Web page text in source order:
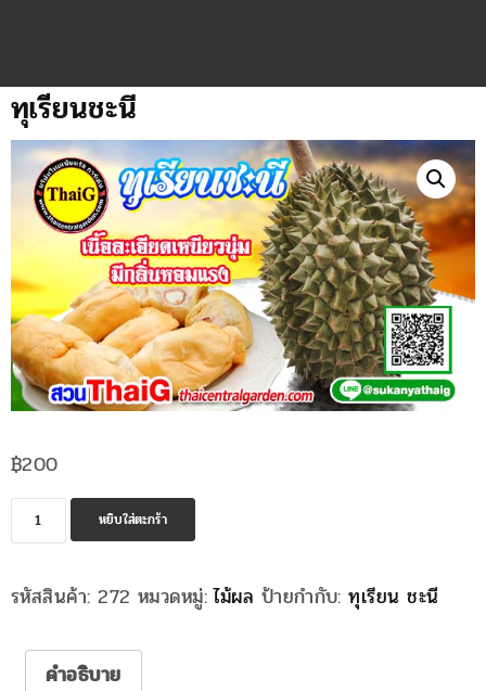
ทุเรียนชะนี
฿200
จำนวน
ทุเรียน
ชิ้น
หยิบใส่ตะกร้า
รหัสสินค้า:272 หมวดหมู่:ไม้ผล ป้ายกำกับ:ทุเรียน ชะนี
คำอธิบาย